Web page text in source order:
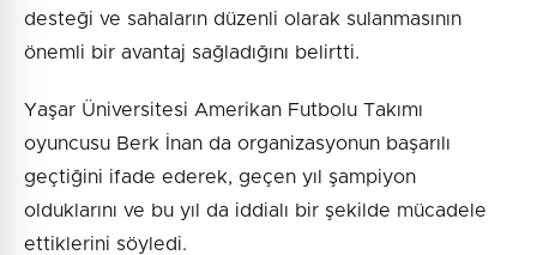
desteği ve sahaların düzenli olarak sulanmasının
önemli bir avantaj sağladığını belirtti.
Yaşar Üniversitesi Amerikan Futbolu Takımı
oyuncusu Berk İnan da organizasyonun başarılı
geçtiğini ifade ederek, geçen yıl şampiyon
olduklarını ve bu yıl da iddialı bir şekilde mücadele
ettiklerini söyledi.